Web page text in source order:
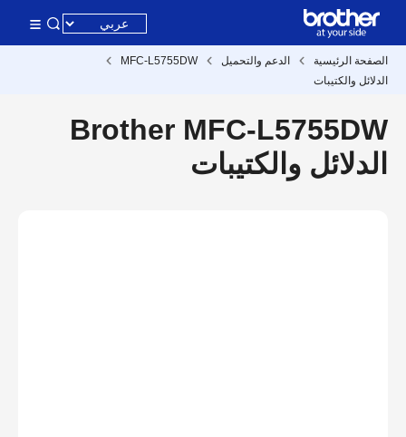
الصفحة الرئيسية الدعم والتحميل
MFC-L5755DW
الدلائل والكتيبات
Brother MFC-L5755DW
الدلائل والكتيبات